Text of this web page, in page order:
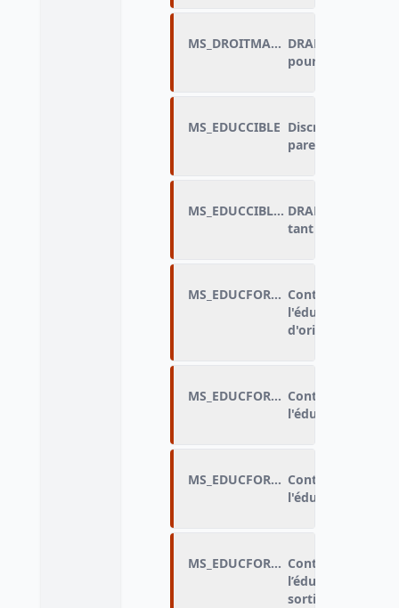
MS_DROITMAL_DRAPDRAP_Droit au
pour les
MS_EDUCCIBLE Discriminations
parent ou élève
MS_EDUCCIBLE_DRAP
tant que parent
MS_EDUCFORME_AContexte des
l'éducation :
d'orientation
MS_EDUCFORME_BContexte des
l'éducation :
MS_EDUCFORME_CContexte des
l'éducation :
MS_EDUCFORME_DContexte des
l’éducation :
sorties scolaires